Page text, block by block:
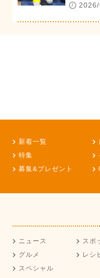
新着一覧
特集
募集&プレゼント
ニュース スポ
グルメ
レシ
スペシャル